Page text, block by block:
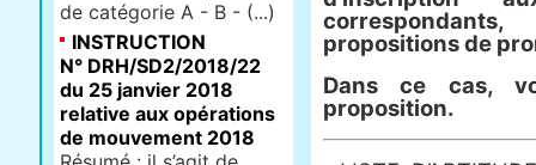
propositions de
Dans ce cas,
proposition.
de catégorie A - B - (...)
INSTRUCTION
N° DRH/SD2/2018/22
du 25 janvier 2018
relative aux opérations
de mouvement 2018